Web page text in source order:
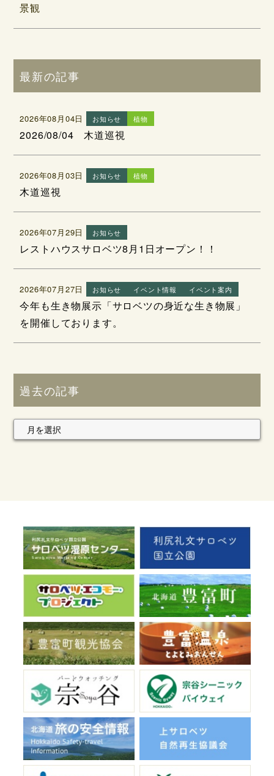
景観
最新の記事
2026年08月04日 お知らせ 植物
2026/08/04 木道巡視
2026年08月03日 お知らせ 植物
木道巡視
2026年07月29日 お知らせ
レストハウスサロベツ8月1日オープン！！
2026年07月27日 お知らせ イベント情報 イベント案内
今年も生き物展示「サロベツの身近な生き物展」
を開催しております。
過去の記事